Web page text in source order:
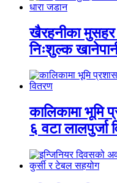
खैरहनीका मुसहर
निःशुल्क
कालिकामा भूमि
६ वटा लालपुर्जा